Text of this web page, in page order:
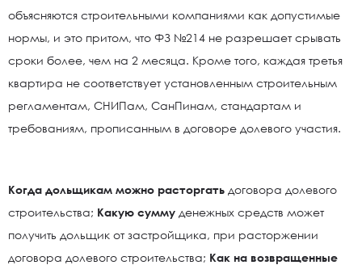
объясняются строительными компаниями как допустимые
нормы, и это притом, что ФЗ №214 не разрешает срывать
сроки более, чем на 2 месяца. Кроме того, каждая третья
квартира не соответствует установленным строительным
регламентам, СНИПам, СанПинам, стандартам и
требованиям, прописанным в договоре долевого участия.
Когда дольщикам можно расторгать договора долевого
строительства; Какую сумму денежных средств может
получить дольщик от застройщика, при расторжении
договора долевого строительства; Как на возвращенные